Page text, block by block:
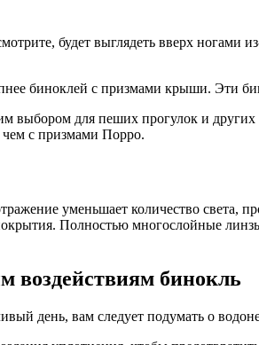
биноклей с призмами крыши. Эти
выбором для пеших прогулок и
чем с призмами Порро.
Полностью многослойные
воздействиям бинокль
день, вам следует подумать о